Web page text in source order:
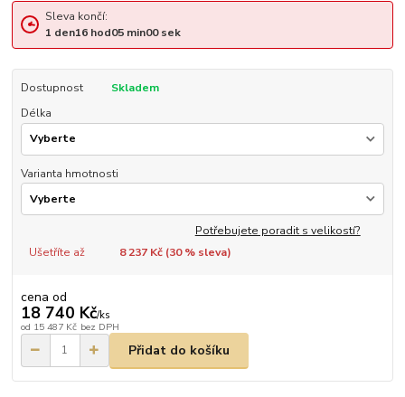
Sleva končí:
1 den16hod04min59sek
Dostupnost
Skladem
Délka
Varianta hmotnosti
Potřebujete poradit s velikostí?
Ušetříte až
8 237 Kč (30% sleva)
cena od
18 740 Kč/ks
od 15 487 Kč bez DPH
Přidat do košíku